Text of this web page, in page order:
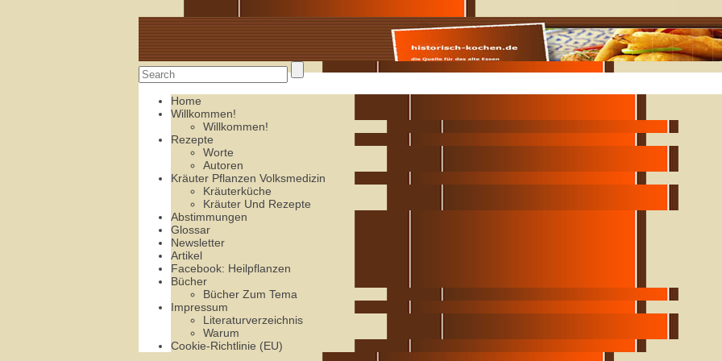
Alte Rezepte online
Home
Willkommen!
Willkommen!
Rezepte
Worte
Autoren
Kräuter Pflanzen Volksmedizin
Kräuterküche
Kräuter Und Rezepte
Abstimmungen
Glossar
Newsletter
Artikel
Facebook: Heilpflanzen
Bücher
Bücher Zum Tema
Impressum
Literaturverzeichnis
Warum
Cookie-Richtlinie (EU)